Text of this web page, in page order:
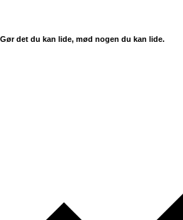
Gør det du kan lide, mød nogen du kan lide.